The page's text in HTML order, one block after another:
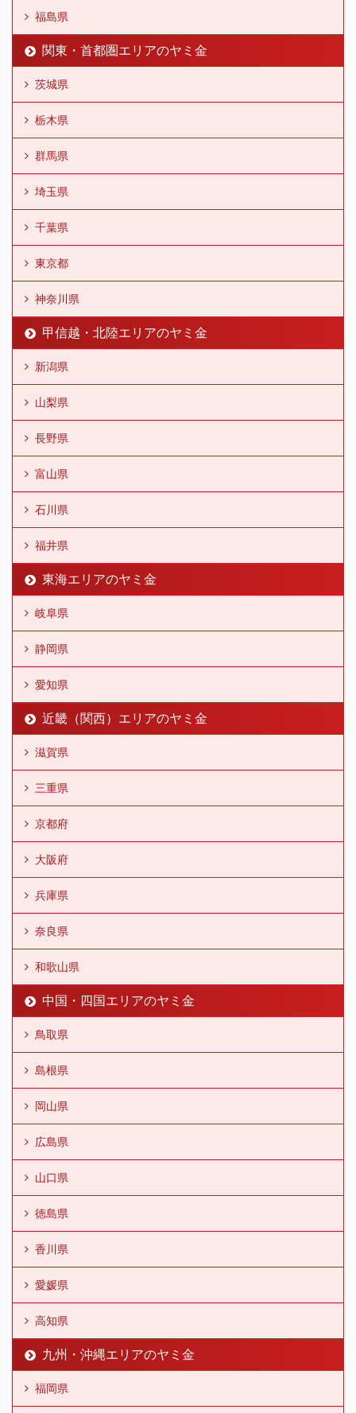
福島県
関東・首都圏エリアのヤミ金
茨城県
栃木県
群馬県
埼玉県
千葉県
東京都
神奈川県
甲信越・北陸エリアのヤミ金
新潟県
山梨県
長野県
富山県
石川県
福井県
東海エリアのヤミ金
岐阜県
静岡県
愛知県
近畿（関西）エリアのヤミ金
滋賀県
三重県
京都府
大阪府
兵庫県
奈良県
和歌山県
中国・四国エリアのヤミ金
鳥取県
島根県
岡山県
広島県
山口県
徳島県
香川県
愛媛県
高知県
九州・沖縄エリアのヤミ金
福岡県